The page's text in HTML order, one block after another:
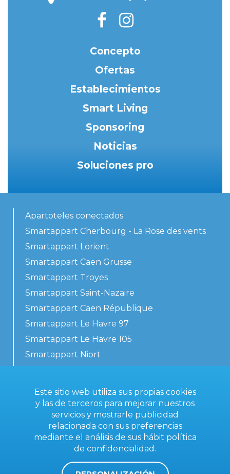
Concepto
Ofertas
Establecimientos
Smart Living
Sponsoring
Noticias
Soluciones pro
Apartoteles conectados
Smartappart Cherbourg - La Rose des vents
Smartappart Lorient
Smartappart Caen Grusse
Smartappart Troyes
Smartappart Saint-Nazaire
Smartappart Caen République
Smartappart Le Havre 97
Smartappart Le Havre 105
Smartappart Niort
Contacta con nosotros
Condiciones generales
Este sitio web utiliza sus propias cookies
y las de terceros para mejorar nuestros
servicios y mostrarle publicidad
relacionada con sus preferencias
mediante el análisis de sus hábit política
de confidencialidad .